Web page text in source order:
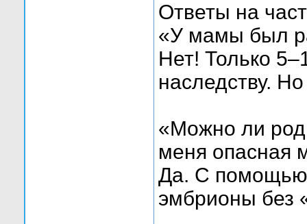
Ответы на
«У мамы был
Нет! Только
наследству.
«Можно ли
меня опасная
Да. С помощью
эмбрионы без